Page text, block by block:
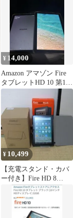
¥ 14,000
Amazon アマゾン Fire
タブレットHD 10 第11
世代 ２つ
¥ 10,499
【充電スタンド・カバ
ー付き】Fire HD 8
Plus【第10世代】